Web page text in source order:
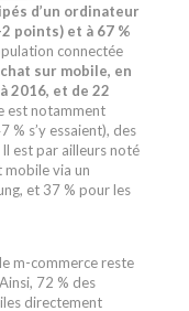
d’un ordinateur
points) et à 67 %
connectée
sur mobile, en
2016, et de 22
est notamment
% s’y essaient), des
Il est par ailleurs noté
mobile via un
et 37 % pour les
m-commerce reste
72 % des
directement